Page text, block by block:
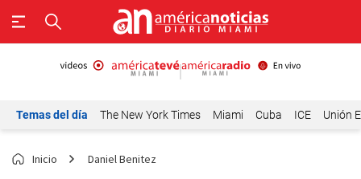
Temas del día The New York Times Miami Cuba ICE Unión
Inicio Daniel Benitez